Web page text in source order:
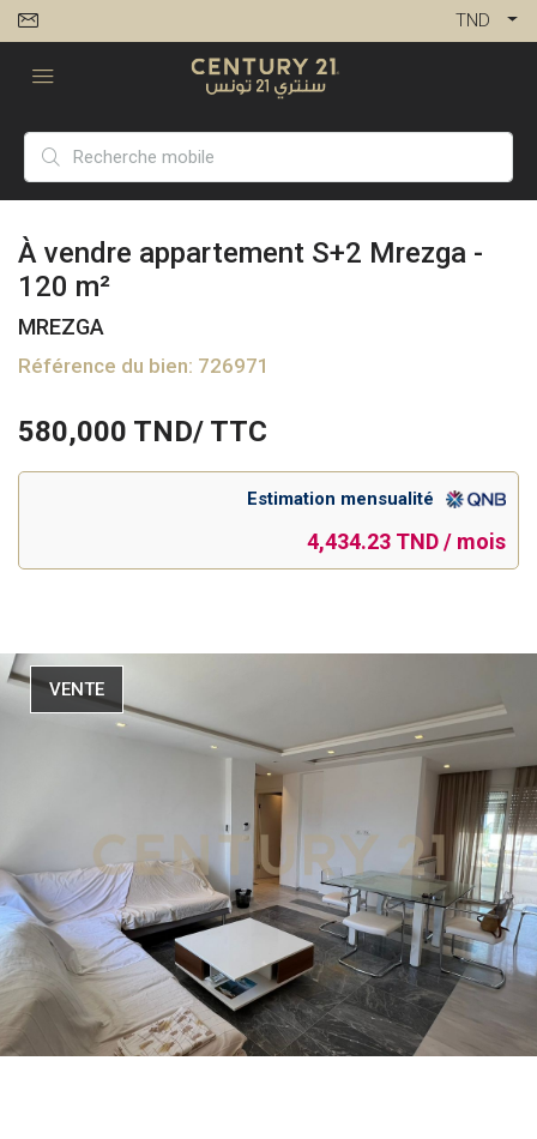
TND
À vendre appartement S+2 Mrezga -
120 m²
MREZGA
Référence du bien: 726971
580,000 TND/ TTC
Estimation mensualité
4,434.23 TND / mois
VENTE